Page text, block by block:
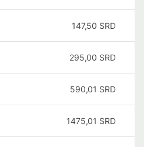
147,50 SRD
295,00 SRD
590,01 SRD
1475,01 SRD